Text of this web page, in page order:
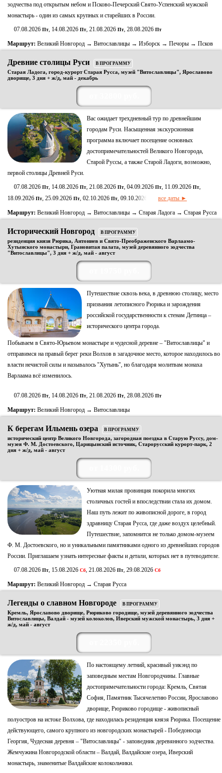
зодчества под открытым небом и Псково-Печерский Свято-Успенский мужской
монастырь - один из самых крупных и старейших в России.
07.08.2026 Пт, 14.08.2026 Пт, 21.08.2026 Пт, 28.08.2026 Пт
Маршрут: Великий Новгород → Витославлицы → Изборск → Печоры → Псков
Древние столицы Руси В ПРОГРАММУ
Старая Ладога, город-курорт Старая Русса, музей "Витославлицы", Ярославово
дворище, 3 дня + ж/д, май - декабрь
Вас ожидает трехдневный тур по древнейшим
городам Руси. Насыщенная экскурсионная
программа включает посещение основных
достопримечательностей Великого Новгорода,
Старой Руссы, а также Старой Ладоги, возможно,
первой столицы Древней Руси.
07.08.2026 Пт, 14.08.2026 Пт, 21.08.2026 Пт, 04.09.2026 Пт, 11.09.2026 Пт,
18.09.2026 Пт, 25.09.2026 Пт, 02.10.2026 Пт, 09.10.2026 все даты ►
Маршрут: Великий Новгород → Витославлицы → Старая Ладога → Старая Русса
Исторический Новгород В ПРОГРАММУ
резиденция князя Рюрика, Антониев и Свято-Преображенского Варлаамо-
Хутынского монастыри, Грановитая палата, музей деревянного зодчества
"Витославлицы", 3 дня + ж/д, май - август
Путешествие сквозь века, в древнюю столицу, место
призвания летописного Рюрика и зарождения
российской государственности к стенам Детинца –
исторического центра города.
Побываем в Свято-Юрьевом монастыре и чудесной деревне – "Витославлицы" и
отправимся на правый берег реки Волхов в загадочное место, которое находилось во
власти нечистой силы и называлось "Хутынь", но благодаря молитвам монаха
Варлаама всё изменилось.
07.08.2026 Пт, 14.08.2026 Пт, 21.08.2026 Пт, 28.08.2026 Пт
Маршрут: Великий Новгород → Витославлицы
К берегам Ильмень озера В ПРОГРАММУ
исторический центр Великого Новгорода, загородная поездка в Старую Руссу, дом-
музея Ф. М. Достоевского, Царицынский источник, Старорусский курорт-парк, 2
дня + ж/д, май - август
Уютная милая провинция покорила многих
столичных гостей и впоследствии стала их домом.
Наш путь лежит по живописной дороге, в город
здравницу Старая Русса, где даже воздух целебный.
Путешествие, запомнится не только домом-музеем
Ф. М. Достоевского, но и уникальными памятниками одного из древнейших городов
России. Приглашаем узнать интересные факты и детали, которых нет в путеводителе.
07.08.2026 Пт, 15.08.2026 Сб, 21.08.2026 Пт, 29.08.2026 Сб
Маршрут: Великий Новгород → Старая Русса
Легенды о славном Новгороде В ПРОГРАММУ
Кремль, Ярославово дворище, Рюриково городище, музей деревянного зодчества
Витославлицы, Валдай - музей колоколов, Иверский мужской монастырь, 3 дня +
ж/д, май - август
По настоящему летний, красивый уикэнд по
заповедным местам Новгородчины. Главные
достопримечательности города: Кремль, Святая
София, Памятник Тысячелетию России, Ярославово
дворище, Рюриково городище - живописный
полуостров на истоке Волхова, где находилась резиденция князя Рюрика. Посещение
действующего, самого крупного из новгородских монастырей - Победоносца
Георгия, Чудесная деревня – "Витославлицы" - заповедник деревянного зодчества.
Жемчужина Новгородской области – Валдай, Валдайские озера, Иверский
монастырь, знаменитые Валдайские колокольчики.